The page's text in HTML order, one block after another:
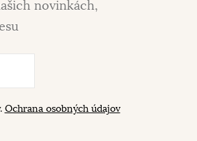
novinkách,
Ochrana osobných údajov